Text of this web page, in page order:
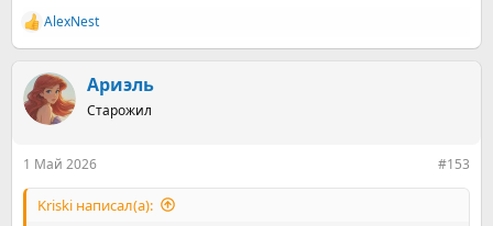
Р
е
к
ц
и
AlexNest
Ариэль
Старожил
1 Май 2026 #153
Kriski написал(а):